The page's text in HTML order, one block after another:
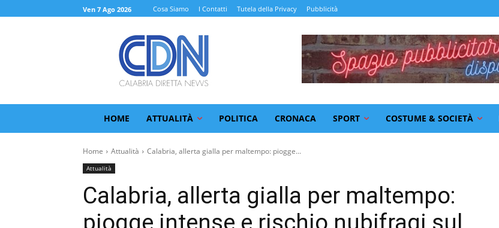
Ven 7 Ago 2026 Cosa Siamo I Contatti Tutela della Privacy Pubblicità
HOME ATTUALITÀ POLITICA CRONACA SPORT COSTUME & SOCIETÀ
Home Attualità Calabria, allerta gialla per maltempo: piogge...
Attualità
Calabria, allerta gialla per maltempo:
piogge intense e rischio nubifragi sul